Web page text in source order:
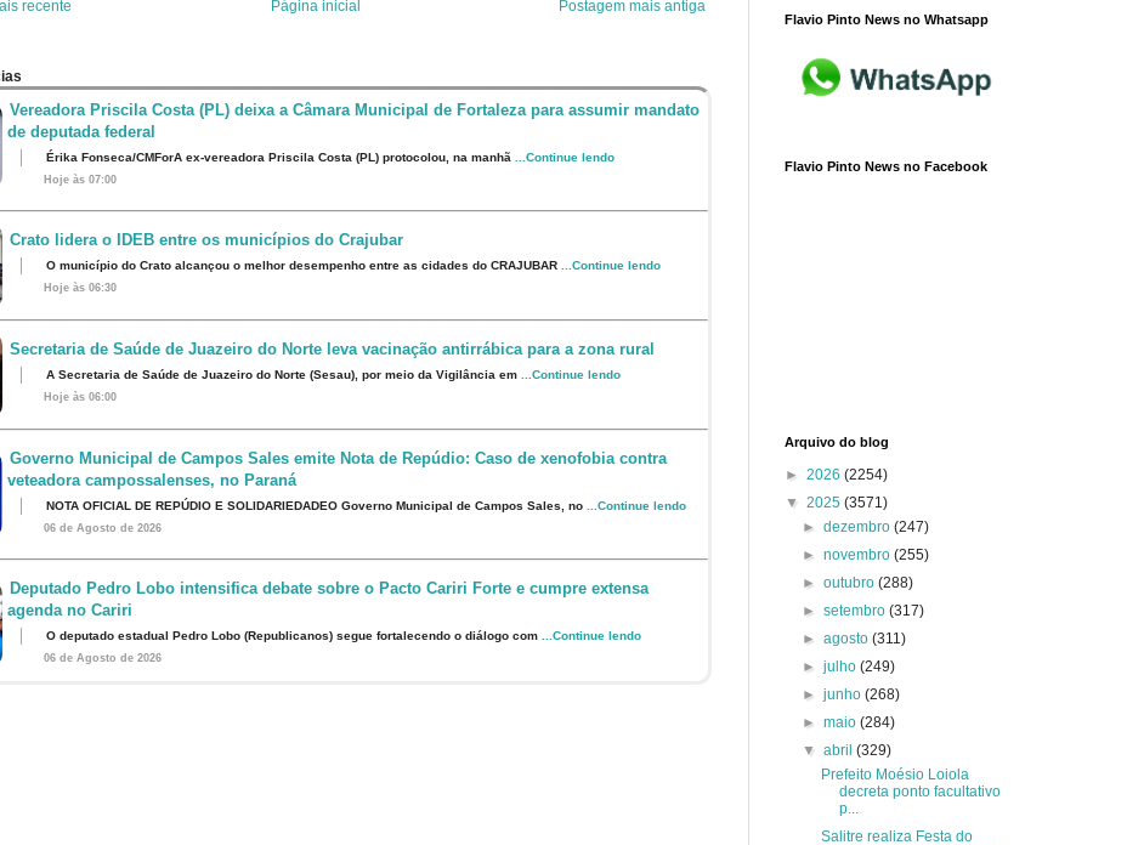
t
recente Postagem mais antiga
Página inicial
Vereadora Priscila Costa (PL) deixa a Câmara Municipal de Fortaleza para assumir mandato
de deputada federal
Érika Fonseca/CMForA ex-vereadora Priscila Costa (PL) protocolou, na manhã ...Continue lendo
Hoje às 07:00
Crato lidera o IDEB entre os municípios do Crajubar
O município do Crato alcançou o melhor desempenho entre as cidades do CRAJUBAR ...Continue lendo
Hoje às 06:30
Secretaria de Saúde de Juazeiro do Norte leva vacinação antirrábica para a zona rural
A Secretaria de Saúde de Juazeiro do Norte (Sesau), por meio da Vigilância em ...Continue lendo
Hoje às 06:00
Governo Municipal de Campos Sales emite Nota de Repúdio: Caso de xenofobia contra
veteadora campossalenses, no Paraná
NOTA OFICIAL DE REPÚDIO E SOLIDARIEDADEO Governo Municipal de Campos Sales, no ...Continue lendo
06 de Agosto de 2026
Deputado Pedro Lobo intensifica debate sobre o Pacto Cariri Forte e cumpre extensa
agenda no Cariri
O deputado estadual Pedro Lobo (Republicanos) segue fortalecendo o diálogo com ...Continue lendo
06 de Agosto de 2026
Flavio Pinto News no Whatsapp
Flavio Pinto News no Facebook
Arquivo do blog
► 2026 (2254)
▼ 2025 (3571)
►dezembro(247)
►novembro(255)
►outubro(288)
►setembro(317)
►agosto(311)
►julho(249)
►junho(268)
►maio(284)
▼abril(329)
Prefeito Moésio Loiola
decreta ponto facultativo
p...
Salitre realiza Festa do